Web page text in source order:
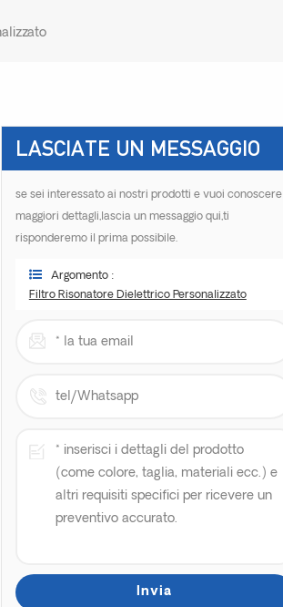
LASCIATE UN MESSAGGIO
se sei interessato ai nostri prodotti e vuoi conoscere
maggiori dettagli,lascia un messaggio qui,ti
risponderemo il prima possibile.
Argomento :
Filtro Risonatore Dielettrico Personalizzato